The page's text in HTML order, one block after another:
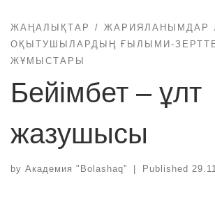
ЖАҢАЛЫҚТАР
ЖАРИЯЛАНЫМДАР
ОҚЫТУШЫЛАРДЫҢ ҒЫЛЫМИ-
ЖҰМЫСТАРЫ
Бейімбет – ұлт
жазушысы
by Академия "Bolashaq" | Published